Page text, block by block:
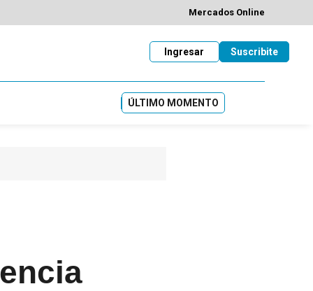
Mercados Online
Suscribite
Ingresar
ÚLTIMO MOMENTO